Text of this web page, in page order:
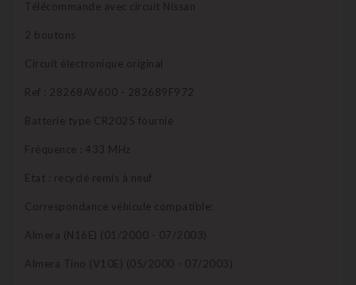
Télécommande avec circuit Nissan
2 boutons
Circuit électronique original
Ref : 28268AV600 - 282689F972
Batterie type CR2025 fournie
Fréquence : 433 MHz
Etat : recyclé remis à neuf
Correspondance véhicule compatible:
Almera (N16E) (01/2000 - 07/2003)
Almera Tino (V10E) (05/2000 - 07/2003)